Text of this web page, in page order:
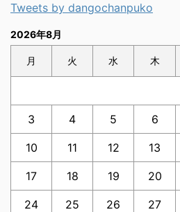
Tweets by dangochanpuko
2026年8月
月 火 水 木
3 4 5 6
10 11 12 13
17 18 19 20
24 25 26 27